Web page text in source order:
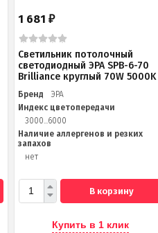
1 681₽
Светильник потолочный
светодиодный ЭРА SPB-6-70
Brilliance круглый 70W 5000K
Бренд
ЭРА
Индекс цветопередачи
3000...6000
Наличие аллергенов и резких
запахов
нет
В корзину
Купить в 1 клик